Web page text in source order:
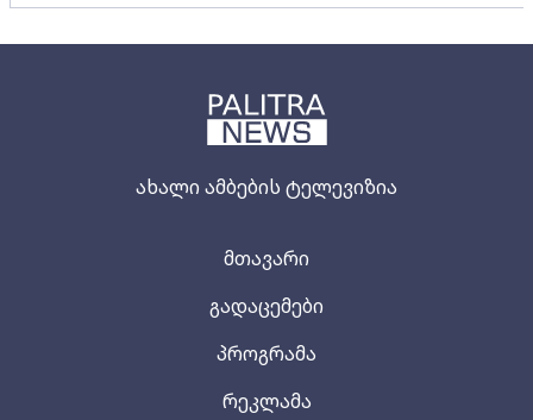
ახალი ამბების ტელევიზია
მთავარი
გადაცემები
პროგრამა
რეკლამა